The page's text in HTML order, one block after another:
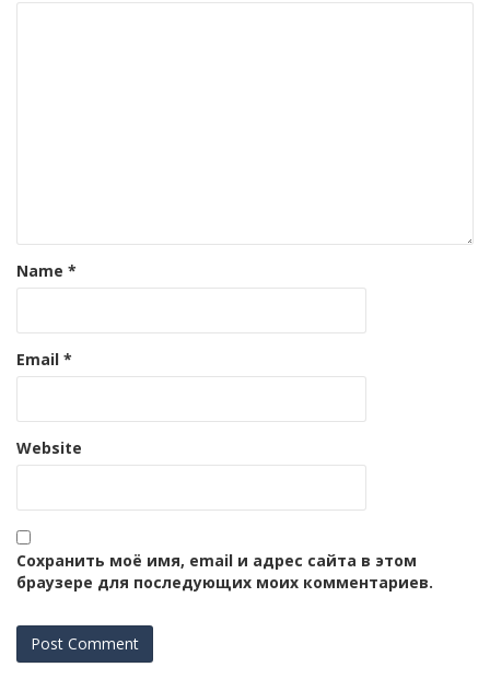
Name *
Email *
Website
Сохранить моё имя, email и адрес сайта в этом
браузере для последующих моих комментариев.